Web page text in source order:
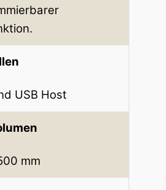
USB Host
mm